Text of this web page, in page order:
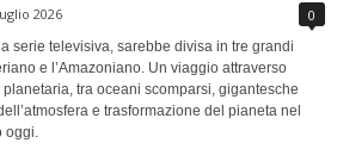
2026 0
serie televisiva, sarebbe divisa in tre grandi
e l’Amazoniano. Un viaggio attraverso
tra oceani scomparsi, gigantesche
e trasformazione del pianeta nel
oggi.